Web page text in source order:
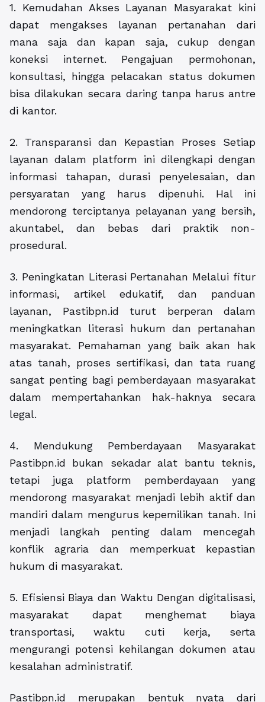
1. Kemudahan Akses Layanan Masyarakat kini
dapat mengakses layanan pertanahan dari
mana saja dan kapan saja, cukup dengan
koneksi internet. Pengajuan permohonan,
konsultasi, hingga pelacakan status dokumen
bisa dilakukan secara daring tanpa harus antre
di kantor.
2. Transparansi dan Kepastian Proses Setiap
layanan dalam platform ini dilengkapi dengan
informasi tahapan, durasi penyelesaian, dan
persyaratan yang harus dipenuhi. Hal ini
mendorong terciptanya pelayanan yang bersih,
akuntabel, dan bebas dari praktik non-
prosedural.
3. Peningkatan Literasi Pertanahan Melalui fitur
informasi, artikel edukatif, dan panduan
layanan, Pastibpn.id turut berperan dalam
meningkatkan literasi hukum dan pertanahan
masyarakat. Pemahaman yang baik akan hak
atas tanah, proses sertifikasi, dan tata ruang
sangat penting bagi pemberdayaan masyarakat
dalam mempertahankan hak-haknya secara
legal.
4. Mendukung Pemberdayaan Masyarakat
Pastibpn.id bukan sekadar alat bantu teknis,
tetapi juga platform pemberdayaan yang
mendorong masyarakat menjadi lebih aktif dan
mandiri dalam mengurus kepemilikan tanah. Ini
menjadi langkah penting dalam mencegah
konflik agraria dan memperkuat kepastian
hukum di masyarakat.
5. Efisiensi Biaya dan Waktu Dengan digitalisasi,
masyarakat dapat menghemat biaya
transportasi, waktu cuti kerja, serta
mengurangi potensi kehilangan dokumen atau
kesalahan administratif.
Pastibpn.id merupakan bentuk nyata dari